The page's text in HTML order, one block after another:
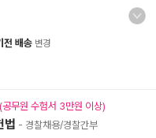
전 배송 변경
무원 수험서 3만원 이상)
법 - 경찰채용/경찰간부